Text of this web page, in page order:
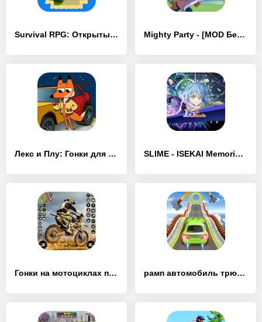
Survival RPG: Открытый Мир 2D - [MOD Бесконечные деньги] Mighty Party - [MOD Бесконечные монеты]
Лекс и Плу: Гонки для Детей! - [MOD Бесконечные деньги] SLIME - ISEKAI Memories - [MOD Бесконечные монеты]
Гонки на мотоциклах по грязи - [MOD Много денег] рамп автомобиль трюки гонки - [MOD Много монет]